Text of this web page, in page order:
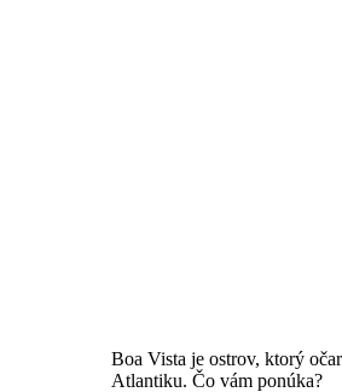
Boa Vista je ostrov, ktorý
Atlantiku. Čo vám ponúka?